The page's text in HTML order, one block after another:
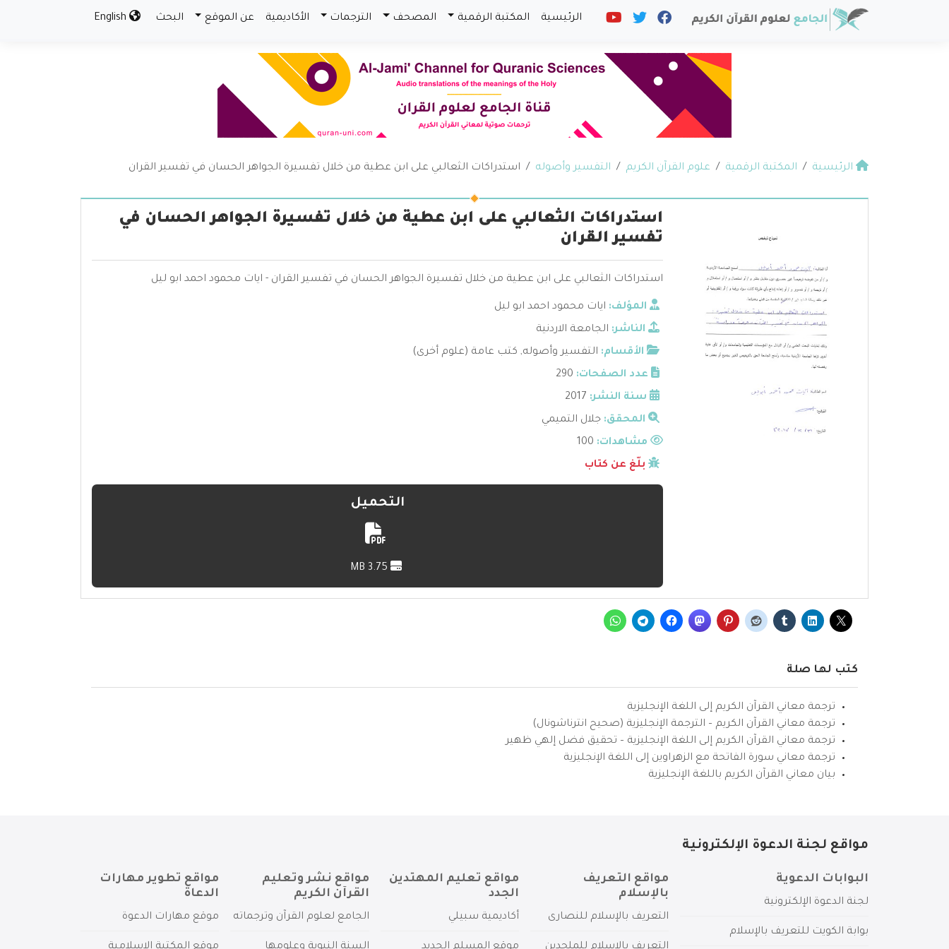
الرئيسية المكتبة الرقمية المصحف الترجمات الأكاديمية عن الموقع البحث
الرئيسية المكتبة الرقمية علوم القرآن الكريم التفسير وأصوله استدراكات الثعالبي على ابن عطية من خلال تفسيرة الجواهر الحسان في تفسير القران
استدراكات الثعالبي على ابن عطية من خلال تفسيرة الجواهر الحسان في
تفسير القران
استدراكات الثعالبي على ابن عطية من خلال تفسيرة الجواهر الحسان في تفسير القران - ايات محمود احمد ابو ليل
المؤلف: ايات محمود احمد ابو ليل
الناشر: الجامعة الاردنية
الأقسام: التفسير وأصوله, كتب عامة (علوم أخرى)
عدد الصفحات: 290
سنة النشر: 2017
المحقق: جلال التميمي
مشاهدات:
بلّغ عن كتاب
التحميل
كتب لها صلة
ترجمة معاني القرآن الكريم إلى اللغة الإنجليزية
ترجمة معاني القرآن الكريم – الترجمة الإنجليزية (صحيح انترناشونال)
ترجمة معاني القرآن الكريم إلى اللغة الإنجليزية – تحقيق فضل إلهي ظهير
ترجمة معاني سورة الفاتحة مع الزهراوين إلى اللغة الإنجليزية
بيان معاني القرآن الكريم باللغة الإنجليزية
مواقع لجنة الدعوة الإلكترونية
البوابات الدعوية
لجنة الدعوة الإلكترونية
بوابة الكويت للتعريف بالإسلام
مواقع التعريف
بالإسلام
التعريف بالإسلام للنصارى
مواقع تعليم المهتدين
الجدد
أكاديمية سبيلي
مواقع نشر وتعليم
القرآن الكريم
الجامع لعلوم القرآن وترجماته
مواقع تطوير مهارات
الدعاة
موقع مهارات الدعوة